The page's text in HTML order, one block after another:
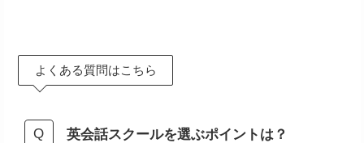
よくある質問はこちら
英会話スクールを選ぶポイントは？